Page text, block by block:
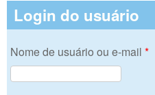
Login do usuário
Nome de usuário ou e-mail *